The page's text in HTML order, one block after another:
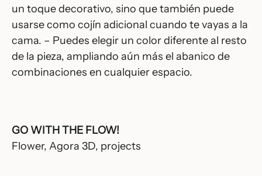
un toque decorativo, sino que también puede
usarse como cojín adicional cuando te vayas a la
cama. – Puedes elegir un color diferente al resto
de la pieza, ampliando aún más el abanico de
combinaciones en cualquier espacio.
GO WITH THE FLOW!
Flower, Agora 3D, projects